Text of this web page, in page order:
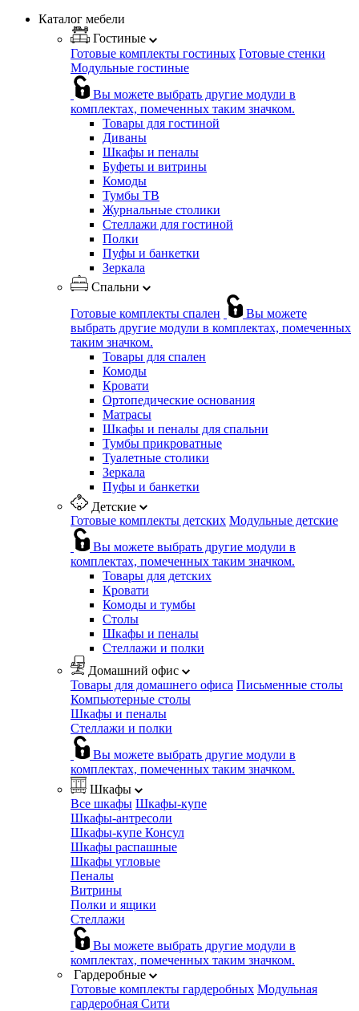
Каталог мебели
Гостиные
Готовые комплекты гостиных Готовые стенки
Модульные гостиные
Вы можете выбрать другие модули в
комплектах, помеченных таким значком.
Товары для гостиной
Диваны
Шкафы и пеналы
Буфеты и витрины
Комоды
Тумбы ТВ
Журнальные столики
Стеллажи для гостиной
Полки
Пуфы и банкетки
Зеркала
Спальни
Готовые комплекты спален
Вы можете
выбрать другие модули в комплектах, помеченных
таким значком.
Товары для спален
Комоды
Кровати
Ортопедические основания
Матрасы
Шкафы и пеналы для спальни
Тумбы прикроватные
Туалетные столики
Зеркала
Пуфы и банкетки
Детские
Готовые комплекты детских Модульные детские
Вы можете выбрать другие модули в
комплектах, помеченных таким значком.
Товары для детских
Кровати
Комоды и тумбы
Столы
Шкафы и пеналы
Стеллажи и полки
Домашний офис
Товары для домашнего офиса Письменные столы
Компьютерные столы
Шкафы и пеналы
Стеллажи и полки
Вы можете выбрать другие модули в
комплектах, помеченных таким значком.
Шкафы
Все шкафы Шкафы-купе
Шкафы-антресоли
Шкафы-купе Консул
Шкафы распашные
Шкафы угловые
Пеналы
Витрины
Полки и ящики
Стеллажи
Вы можете выбрать другие модули в
комплектах, помеченных таким значком.
Гардеробные
Готовые комплекты гардеробных Модульная
гардеробная Сити